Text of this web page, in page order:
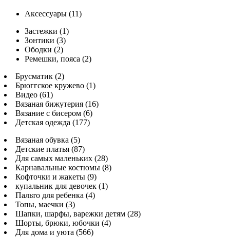
Аксессуары (11)
Застежки (1)
Зонтики (3)
Ободки (2)
Ремешки, пояса (2)
Брусматик (2)
Брюггское кружево (1)
Видео (61)
Вязаная бижутерия (16)
Вязание с бисером (6)
Детская одежда (177)
Вязаная обувка (5)
Детские платья (87)
Для самых маленьких (28)
Карнавальные костюмы (8)
Кофточки и жакеты (9)
купальник для девочек (1)
Пальто для ребенка (4)
Топы, маечки (3)
Шапки, шарфы, варежки детям (28)
Шорты, брюки, юбочки (4)
Для дома и уюта (566)